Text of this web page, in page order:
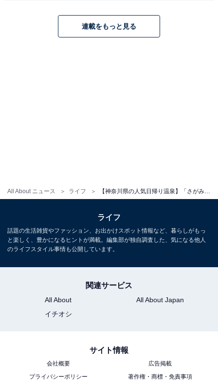
All About ニュース ライフ
【神奈川県の人気スーパー銭湯】「宮前平源泉
湯けむりの庄」は高級感あふれる大人向けの癒
やし施設。天然温泉とこだわりのサウナでリラ
連載をもっと見る
ライフ
話題の生活雑貨やファッション、お出かけスポット情報など、暮らしがもっ
と楽しく、豊かになるヒントが満載。編集部が独自調査した、気になる他人
のライフスタイル事情も公開しています。
関連サービス
All About
All About Japan
イチオシ
サイト情報
会社概要
広告掲載
プライバシーポリシー
著作権・商標・免責事項